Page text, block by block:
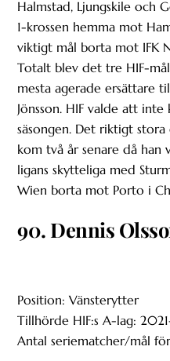
Halmstad, Ljungskile och
1-krossen hemma mot
viktigt mål borta mot IFK
Totalt blev det tre HIF-
mesta agerade ersättare
Jönsson. HIF valde att
säsongen. Det riktigt
kom två år senare då han
ligans skytteliga med
Wien borta mot Porto i
90. Dennis
Position: Vänsterytter
Tillhörde HIF:s A-lag:
Antal seriematcher/mål